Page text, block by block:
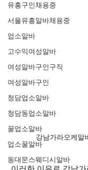
유흥구인채용중
서울유흥알바채용중
업소알바
고수익여성알바
여성알바구인구직
여성알바구인
청담업소알바
청담동업소알바
꿀업소알바
업소꿀알바
동대문스웨디시알바
강남가라오케알